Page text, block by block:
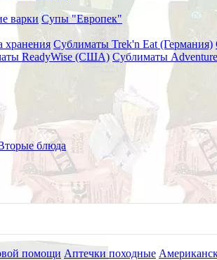
варки Супы "Европек"
хранения Сублиматы Trek'n Eat (Германия)
ReadyWise (США) Сублиматы
блюда
помощи Аптечки походные
2 подушки) PZBD0053
Rescue 4" (с